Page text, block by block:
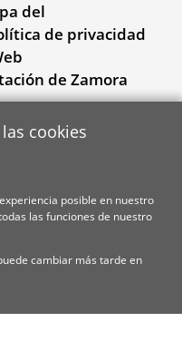
del
de privacidad
de Zamora
cookies
posible en nuestro
las funciones de nuestro
cambiar más tarde en